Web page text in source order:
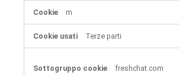
m
Terze parti
freshchat.com